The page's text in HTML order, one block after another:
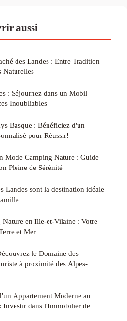
aussi
des Landes : Entre Tradition
Naturelles
: Séjournez dans un Mobil
Inoubliables
Basque : Bénéficiez d'un
pour Réussir!
Mode Camping Nature : Guide
Pleine de Sérénité
Landes sont la destination idéale
en Ille-et-Vilaine : Votre
et Mer
le Domaine des
à proximité des Alpes-
Appartement Moderne au
Investir dans l'Immobilier de